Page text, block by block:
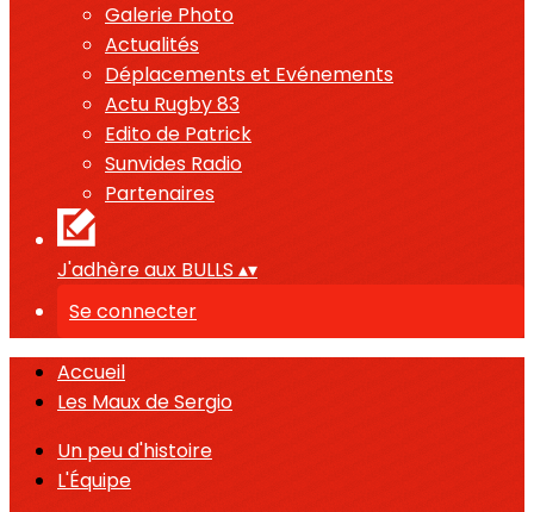
Galerie Photo
Actualités
Déplacements et Evénements
Actu Rugby 83
Edito de Patrick
Sunvides Radio
Partenaires
J'adhère aux BULLS ▴▾
Se connecter
Accueil
Les Maux de Sergio
Un peu d'histoire
L'Équipe